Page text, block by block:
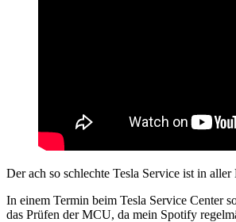
Der ach so schlechte Tesla Service ist in
In einem Termin beim Tesla Service Center
das Prüfen der MCU, da mein Spotify